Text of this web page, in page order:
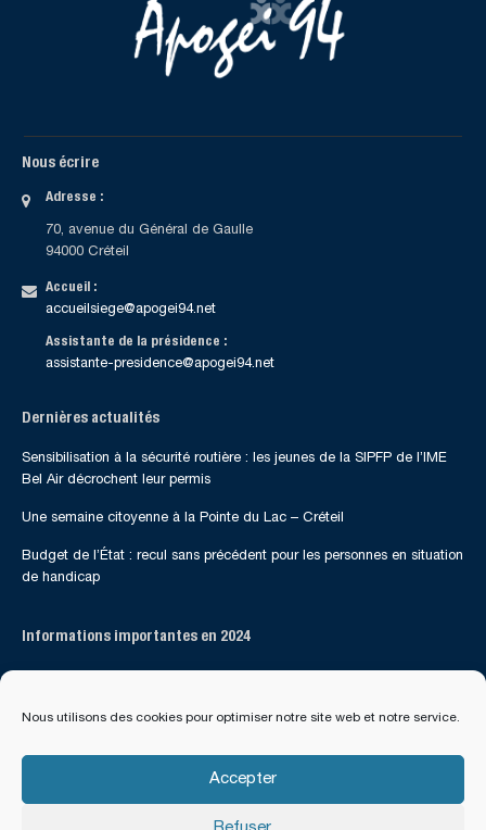
Nous utilisons des cookies pour optimiser notre site web et notre service.
Accepter
Nous écrire
Adresse :
70, avenue du Général de Gaulle
94000 Créteil
Accueil :
accueilsiege@apogei94.net
Assistante de la présidence :
assistante-presidence@apogei94.net
Dernières actualités
Sensibilisation à la sécurité routière : les jeunes de la SIPFP de l’IME
Bel Air décrochent leur permis
Une semaine citoyenne à la Pointe du Lac – Créteil
Budget de l’État : recul sans précédent pour les personnes en situation
de handicap
Informations importantes en 2024